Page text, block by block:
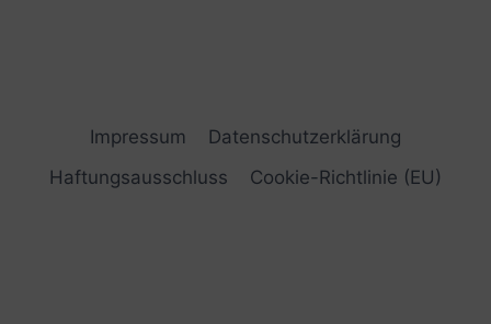
Impressum
Datenschutzerklärung
Haftungsausschluss
Cookie-Richtlinie (EU)